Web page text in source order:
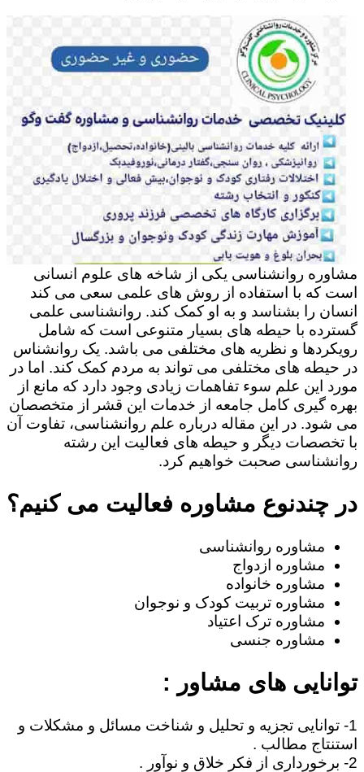
مشاوره روانشناسی یکی از شاخه های علوم انسانی
است که با استفاده از روش های علمی سعی می کند
انسان را بشناسد و به او کمک کند. روانشناسی علمی
گسترده با حیطه های بسیار متنوعی است که شامل
رویکردها و نظریه های مختلفی می باشد. یک روانشناس
در حیطه های مختلفی می تواند به مردم کمک کند. اما در
مورد این علم سوء تفاهمات زیادی وجود دارد که مانع از
بهره گیری کامل جامعه از خدمات این قشر از متخصصان
می شود. در این مقاله درباره علم روانشناسی، تفاوت آن
با تخصصات دیگر و حیطه های فعالیت این رشته
روانشناسی صحبت خواهیم کرد.
در چندنوع مشاوره فعالیت می کنیم؟
مشاوره روانشناسی
مشاوره ازدواج
مشاوره خانواده
مشاوره تربیت کودک و نوجوان
مشاوره ترک اعتیاد
مشاوره جنسی
توانایی های مشاور :
1- توانایی تجزیه و تحلیل و شناخت مسائل و مشکلات و
استنتاج مطالب .
2- برخورداری از فکر خلاق و نوآور .